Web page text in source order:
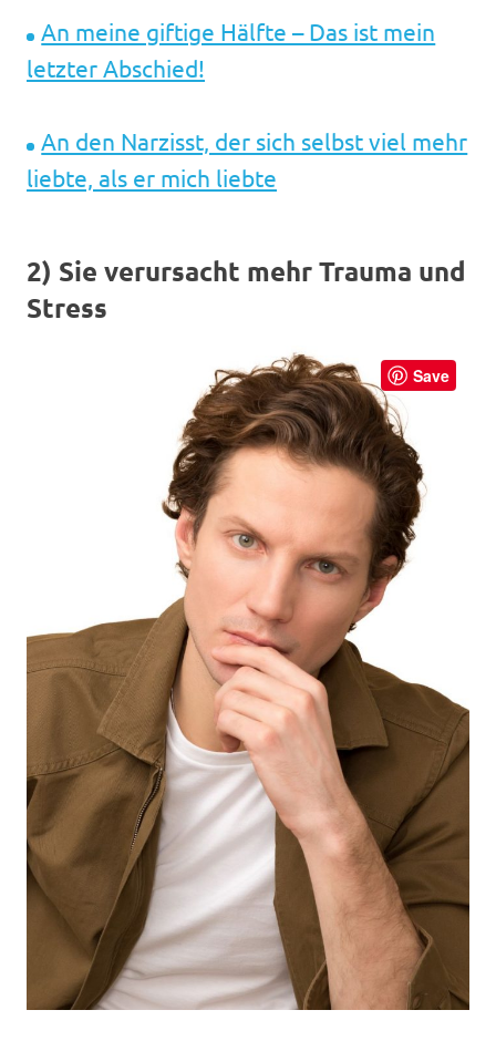
An meine giftige Hälfte – Das ist mein
letzter Abschied!
An den Narzisst, der sich selbst viel mehr
liebte, als er mich liebte
2) Sie verursacht mehr Trauma und
Stress
Save